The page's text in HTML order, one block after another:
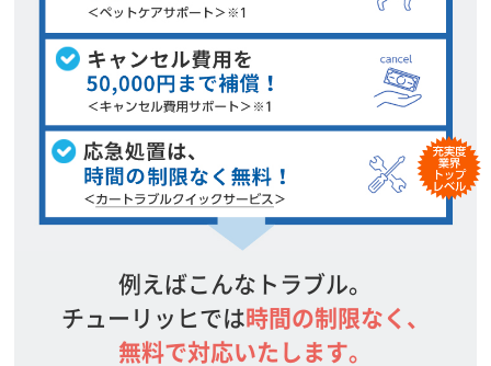
例えばこんなトラブル。
チューリッヒでは時間の制限なく、
無料で対応いたします。